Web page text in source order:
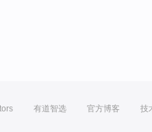
有道智选 官方博客 技